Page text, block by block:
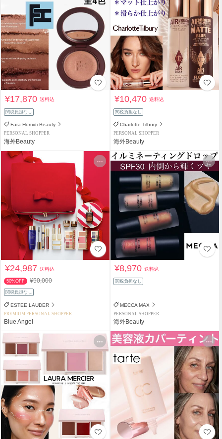
¥17,870送料込
関税負担なし
Fara Homidi Beauty
PERSONAL SHOPPER
海外Beauty
¥10,470送料込
関税負担なし
Charlotte Tilbury
PERSONAL SHOPPER
海外Beauty
¥24,987送料込
50%OFF ¥50,000
関税負担なし
ESTEE LAUDER
PREMIUM PERSONAL SHOPPER
Blue Angel
¥8,970送料込
関税負担なし
MECCA MAX
PERSONAL SHOPPER
海外Beauty